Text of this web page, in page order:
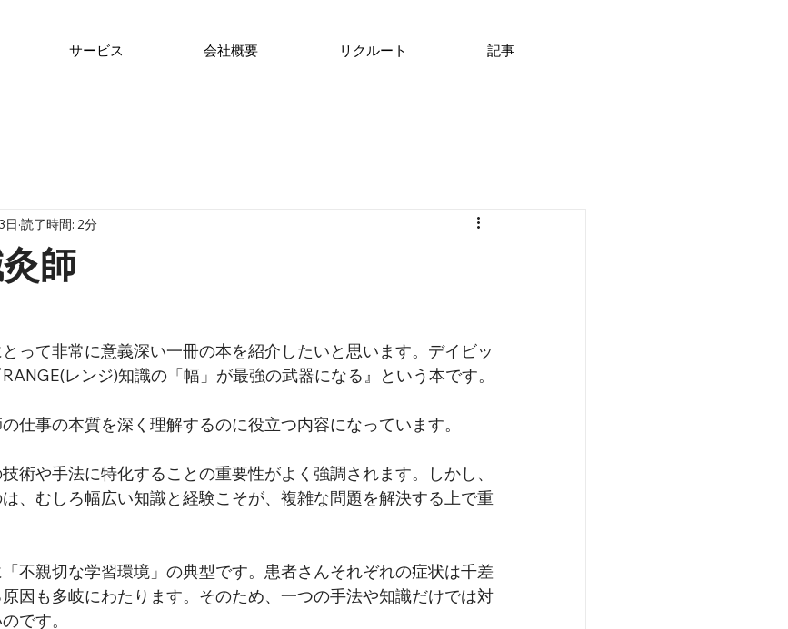
サービス 会社概要 リクルート 記事
師
日 読了時間: 2分
って非常に意義深い一冊の本を紹介したいと思います。デイビッ
レンジ)知識の「幅」が最強の武器になる』という本です。
仕事の本質を深く理解するのに役立つ内容になっています。
術や手法に特化することの重要性がよく強調されます。しかし、
、むしろ幅広い知識と経験こそが、複雑な問題を解決する上で重
不親切な学習環境」の典型です。患者さんそれぞれの症状は千差
因も多岐にわたります。そのため、一つの手法や知識だけでは対
です。